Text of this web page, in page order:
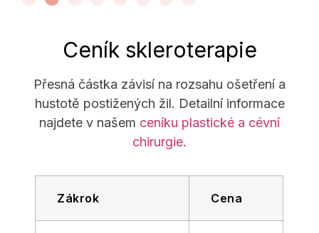
Ceník skleroterapie
Přesná částka závisí na rozsahu ošetření a
hustotě postižených žil. Detailní informace
najdete v našem ceníku plastické a cévní
chirurgie.
Zákrok Cena